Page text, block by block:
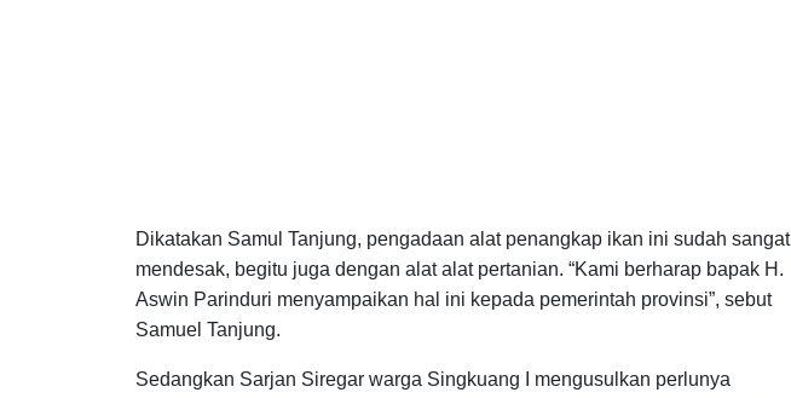
Dikatakan Samul Tanjung, pengadaan alat penangkap ikan ini sudah sangat
mendesak, begitu juga dengan alat alat pertanian. “Kami berharap bapak H.
Aswin Parinduri menyampaikan hal ini kepada pemerintah provinsi”, sebut
Samuel Tanjung.
Sedangkan Sarjan Siregar warga Singkuang I mengusulkan perlunya